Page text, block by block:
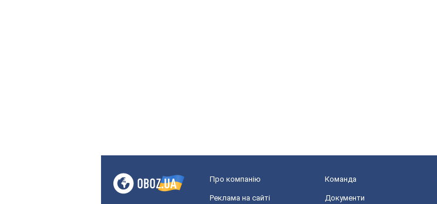
Про компанію Команда
Реклама на сайті Документи